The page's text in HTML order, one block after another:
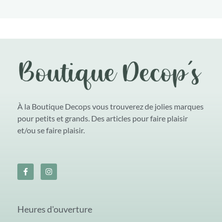
À la Boutique Decops vous trouverez de jolies marques
pour petits et grands. Des articles pour faire plaisir
et/ou se faire plaisir.
Heures d'ouverture